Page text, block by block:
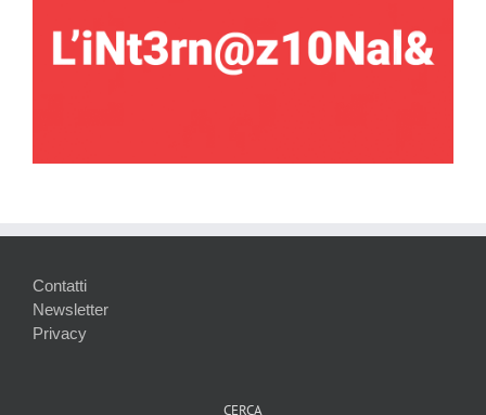
Contatti
Newsletter
Privacy
CERCA